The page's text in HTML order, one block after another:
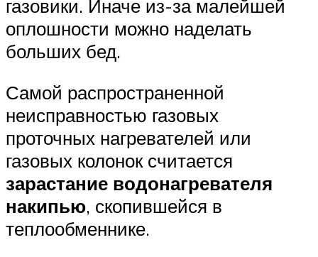
газовики. Иначе из-за малейшей
оплошности можно наделать
больших бед.
Самой распространенной
неисправностью газовых
проточных нагревателей или
газовых колонок считается
зарастание водонагревателя
накипью, скопившейся в
теплообменнике.